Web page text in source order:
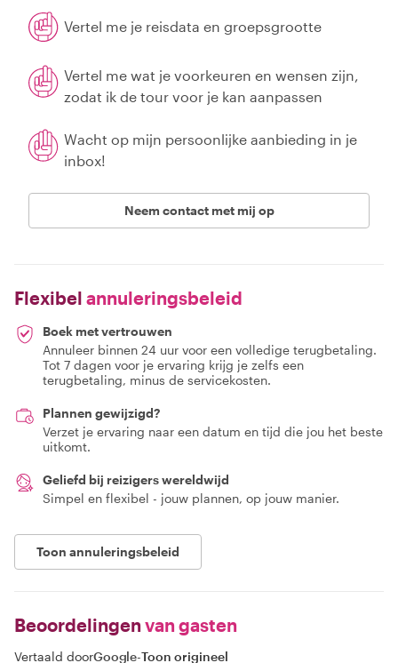
Vertel me je reisdata en groepsgrootte
Vertel me wat je voorkeuren en wensen zijn,
zodat ik de tour voor je kan aanpassen
Wacht op mijn persoonlijke aanbieding in je
inbox!
Neem contact met mij op
Flexibel annuleringsbeleid
Boek met vertrouwen
Annuleer binnen 24 uur voor een volledige terugbetaling.
Tot 7 dagen voor je ervaring krijg je zelfs een
terugbetaling, minus de servicekosten.
Plannen gewijzigd?
Verzet je ervaring naar een datum en tijd die jou het beste
uitkomt.
Geliefd bij reizigers wereldwijd
Simpel en flexibel - jouw plannen, op jouw manier.
Toon annuleringsbeleid
Beoordelingen van gasten
Vertaald doorGoogle-Toon origineel